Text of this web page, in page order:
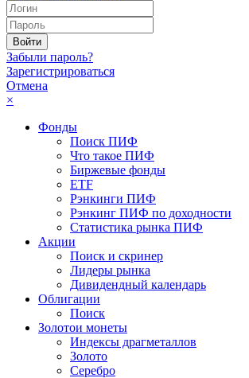
Забыли пароль?
Зарегистрироваться
Отмена
×
Фонды
Поиск ПИФ
Что такое ПИФ
Биржевые фонды
ETF
Рэнкинги ПИФ
Рэнкинг ПИФ по доходности
Статистика рынка ПИФ
Акции
Поиск и скринер
Лидеры рынка
Дивидендный календарь
Облигации
Поиск
Золотои монеты
Индексы драгметаллов
Золото
Серебро